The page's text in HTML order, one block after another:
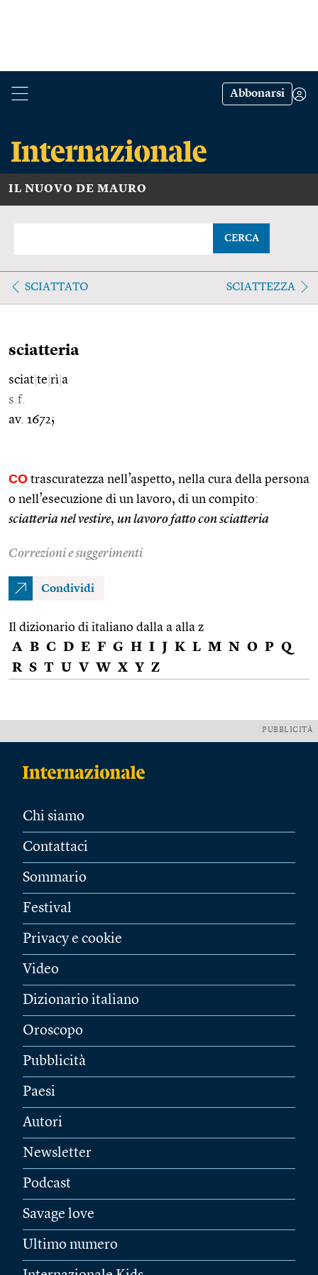
Abbonarsi
IL NUOVO DE MAURO
CERCA
SCIATTATO SCIATTEZZA
sciatteria
sciat te rì a
s.f.
av. 1672;
CO trascuratezza nell’aspetto, nella cura della persona
o nell’esecuzione di un lavoro, di un compito:
sciatteria nel vestire, un lavoro fatto con sciatteria
Correzioni e suggerimenti
Condividi
Il dizionario di italiano dalla a alla z
A B C D E F G H I J K L M N O P Q
R S T U V W X Y Z
PUBBLICITÀ
Chi siamo
Contattaci
Sommario
Festival
Privacy e cookie
Video
Dizionario italiano
Oroscopo
Pubblicità
Paesi
Autori
Newsletter
Podcast
Savage love
Ultimo numero